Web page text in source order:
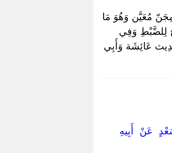
مِجَنّ مُعَيَّن وَهُوَ مَا
لِلضَّبْطِ وَفِي
عَائِشَة وَأَبِي
‏عَنْ ‏ ‏أَبِيهِ